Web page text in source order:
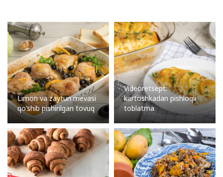
Limon va zaytun mevasi
qo’shib pishirilgan tovuq
Videoretsept:
kartoshkadan pishloqli
toblatma